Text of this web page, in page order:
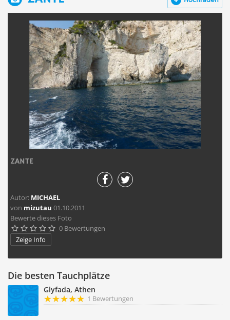
ZANTE
Autor: MICHAEL
von mizutau 01.10.2011
Bewerte dieses Foto
     0 Bewertungen
Zeige Info
Die besten Tauchplätze
Glyfada, Athen
1 Bewertungen